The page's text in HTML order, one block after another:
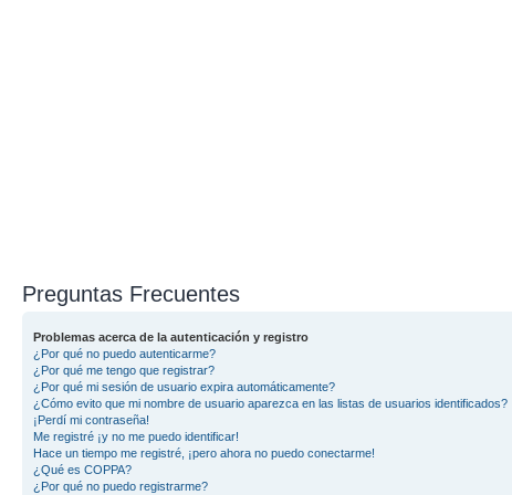
Preguntas Frecuentes
Problemas acerca de la autenticación y registro
¿Por qué no puedo autenticarme?
¿Por qué me tengo que registrar?
¿Por qué mi sesión de usuario expira automáticamente?
¿Cómo evito que mi nombre de usuario aparezca en las listas de usuarios identificados?
¡Perdí mi contraseña!
Me registré ¡y no me puedo identificar!
Hace un tiempo me registré, ¡pero ahora no puedo conectarme!
¿Qué es COPPA?
¿Por qué no puedo registrarme?